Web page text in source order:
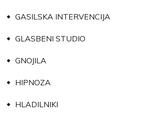
GASILSKA INTERVENCIJA
GLASBENI STUDIO
GNOJILA
HIPNOZA
HLADILNIKI